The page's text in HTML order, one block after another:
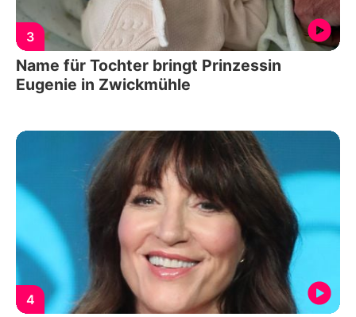
3
Name für Tochter bringt Prinzessin
Eugenie in Zwickmühle
4